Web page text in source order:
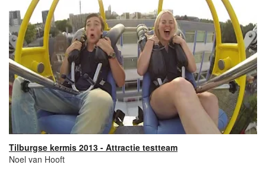
Tilburgse kermis 2013 - Attractie testteam
Noel van Hooft